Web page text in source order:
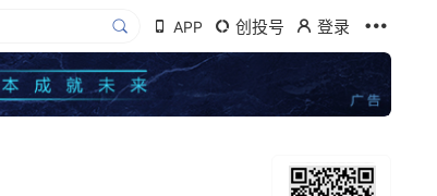
APP 创投号 登录